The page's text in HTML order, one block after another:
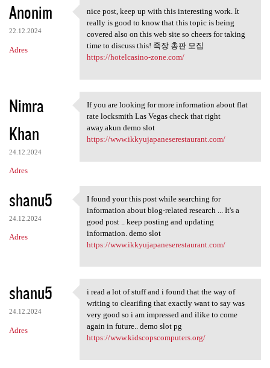
Anonim
22.12.2024
Adres
nice post, keep up with this
nice post, keep up with this interesting work. It
really is good to know that this topic is being
covered also on this web site so cheers for taking
time to discuss this! 죽장 총판 모집
https://hotelcasino-zone.com/
Nimra
Khan
24.12.2024
Adres
If you are looking for more
If you are looking for more information about flat
rate locksmith Las Vegas check that right
away.akun demo slot
https://www.ikkyujapaneserestaurant.com/
shanu5
24.12.2024
Adres
I found your this post while
I found your this post while searching for
information about blog-related research ... It's a
good post .. keep posting and updating
information. demo slot
https://www.ikkyujapaneserestaurant.com/
shanu5
24.12.2024
Adres
i read a lot of stuff and i
i read a lot of stuff and i found that the way of
writing to clearifing that exactly want to say was
very good so i am impressed and ilike to come
again in future.. demo slot pg
https://www.kidscopscomputers.org/